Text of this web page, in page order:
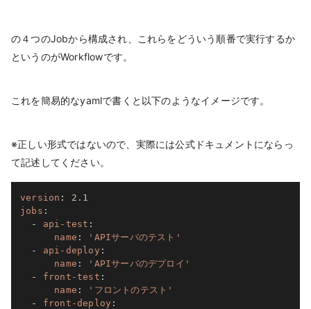
の４つのJobから構成され、これらをどういう順番で実行するか
というのがWorkflowです。
これを簡易的なyamlで書くと以下のようなイメージです。
※正しい形式ではないので、実際には公式ドキュメントにならっ
て記述してください。
version :
2.1
jobs :
-
api-test :
name :
'APIサーバのテスト'
-
api-deploy :
name :
'APIサーバのデプロイ'
-
front-test :
name :
'フロントのテスト'
-
front-deploy :